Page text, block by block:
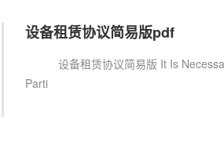
设备租赁协议简易版pdf
设备租赁协议简易版 It Is
Parti